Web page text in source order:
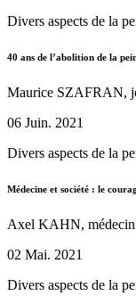
Divers aspects de la
40 ans de l’abolition de la
Maurice SZAFRAN,
06 Juin. 2021
Divers aspects de la
Médecine et société : le
Axel KAHN, médecin
02 Mai. 2021
Divers aspects de la